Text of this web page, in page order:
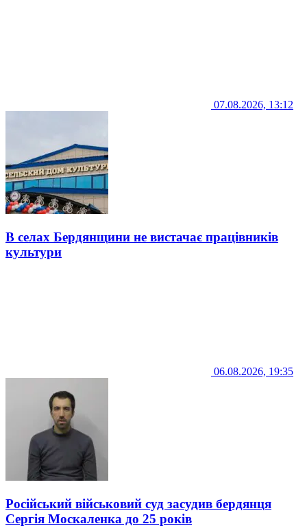
07.08.2026, 13:12
В селах Бердянщини не вистачає працівників
культури
06.08.2026, 19:35
Російський військовий суд засудив бердянця
Сергія Москаленка до 25 років